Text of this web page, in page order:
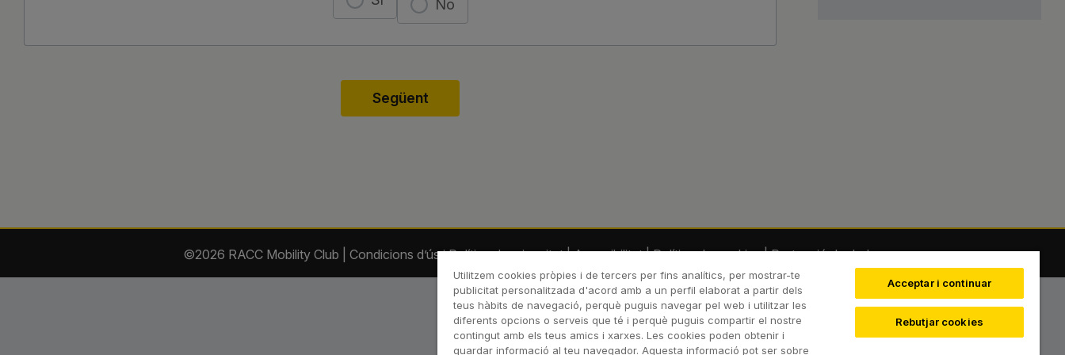
No
©2026 RACC Mobility Club | Condicions d’ús i Política de privacitat|Accesibilitat|Política de cookies|Protecció de dades
Utilitzem cookies pròpies i de tercers per fins analítics, per mostrar-te
publicitat personalitzada d'acord amb a un perfil elaborat a partir dels
teus hàbits de navegació, perquè puguis navegar pel web i utilitzar les
diferents opcions o serveis que té i perquè puguis compartir el nostre
contingut amb els teus amics i xarxes. Les cookies poden obtenir i
guardar informació al teu navegador. Aquesta informació pot ser sobre
Acceptar i continuar
Rebutjar cookies